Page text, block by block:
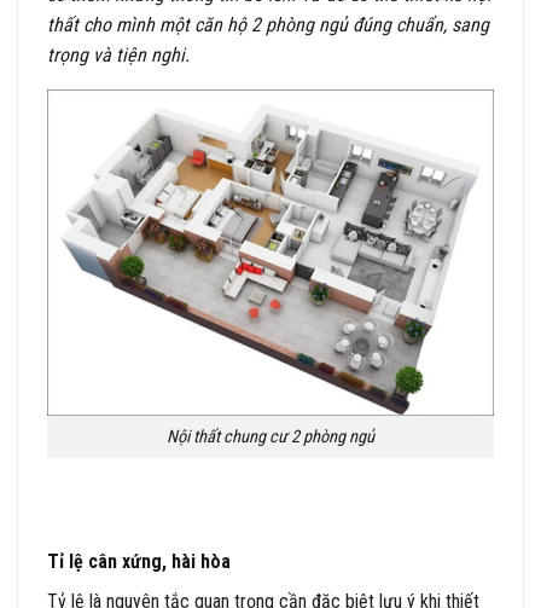
thất cho mình một căn hộ 2 phòng ngủ đúng chuẩn, sang
trọng và tiện nghi.
Nội thất chung cư 2 phòng ngủ
Tỉ lệ cân xứng, hài hòa
Tỷ lệ là nguyên tắc quan trọng cần đặc biệt lưu ý khi thiết